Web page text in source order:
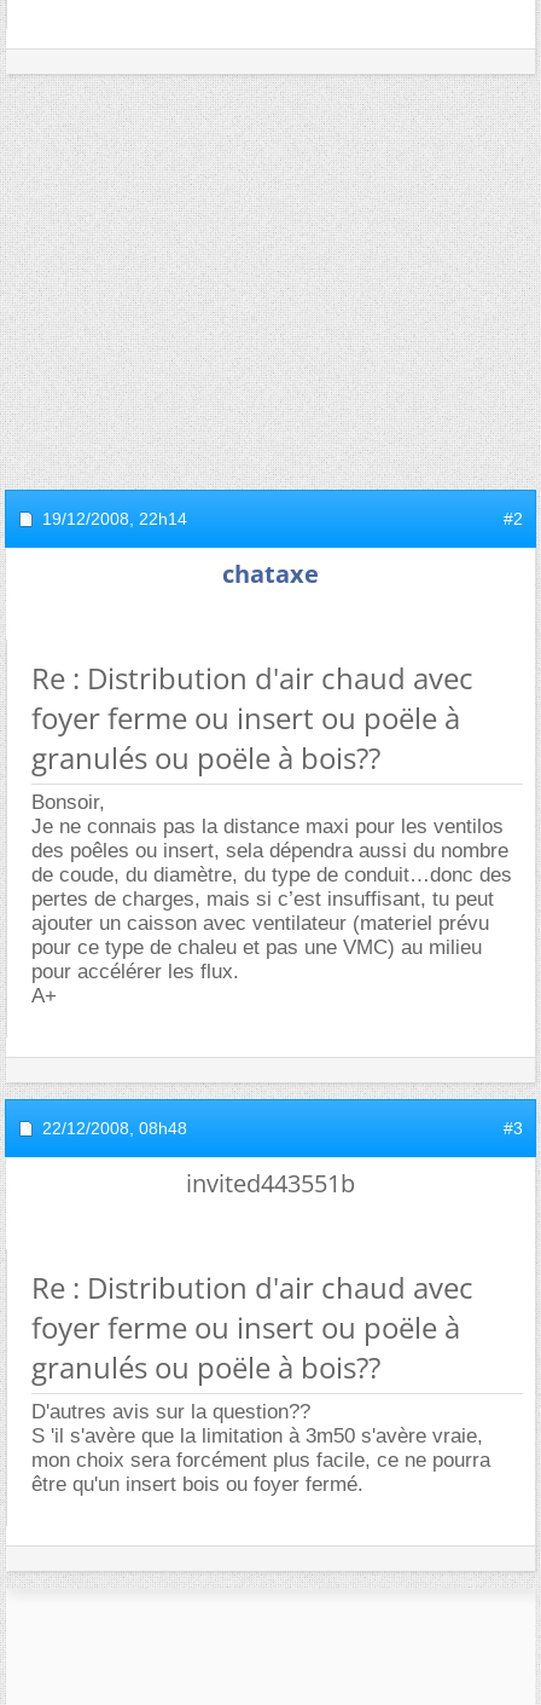
19/12/2008, 22h14 #2
chataxe
Re : Distribution d'air chaud avec
foyer ferme ou insert ou poële à
granulés ou poële à bois??
Bonsoir,
Je ne connais pas la distance maxi pour les ventilos
des poêles ou insert, sela dépendra aussi du nombre
de coude, du diamètre, du type de conduit…donc des
pertes de charges, mais si c’est insuffisant, tu peut
ajouter un caisson avec ventilateur (materiel prévu
pour ce type de chaleu et pas une VMC) au milieu
pour accélérer les flux.
A+
22/12/2008, 08h48 #3
invited443551b
Re : Distribution d'air chaud avec
foyer ferme ou insert ou poële à
granulés ou poële à bois??
D'autres avis sur la question??
S 'il s'avère que la limitation à 3m50 s'avère vraie,
mon choix sera forcément plus facile, ce ne pourra
être qu'un insert bois ou foyer fermé.